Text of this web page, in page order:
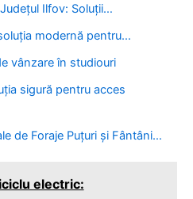
Ilfov: Soluții…
modernă pentru…
vânzare în studiouri
sigură pentru acces
de Foraje Puțuri și Fântâni…
electric: